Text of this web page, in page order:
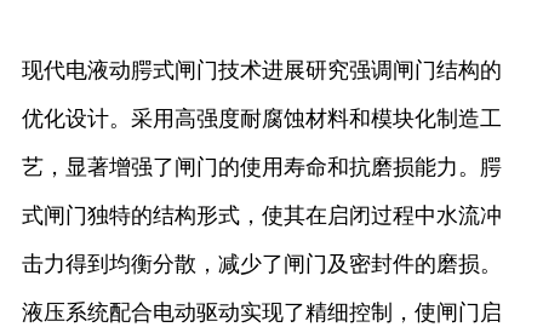
现代电液动腭式闸门技术进展研究强调闸门结构的
优化设计。采用高强度耐腐蚀材料和模块化制造工
艺，显著增强了闸门的使用寿命和抗磨损能力。腭
式闸门独特的结构形式，使其在启闭过程中水流冲
击力得到均衡分散，减少了闸门及密封件的磨损。
液压系统配合电动驱动实现了精细控制，使闸门启